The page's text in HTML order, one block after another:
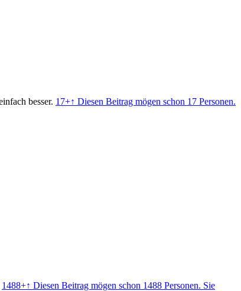
besser. 17+↑ Diesen Beitrag mögen schon 17 Personen.
1488+↑ Diesen Beitrag mögen schon 1488 Personen. Sie